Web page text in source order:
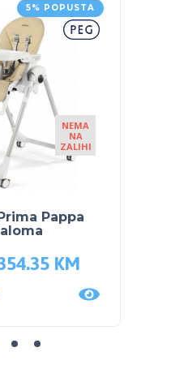
5% POPUSTA
NEMA
NA
ZALIHI
Pappa
KM